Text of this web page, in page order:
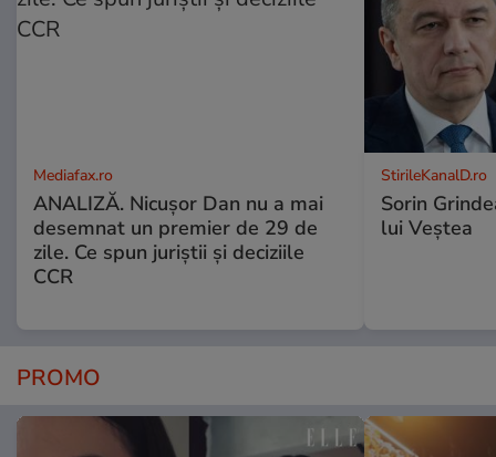
Mediafax.ro
ANALIZĂ. Nicușor Dan nu a mai
desemnat un premier de 29 de
zile. Ce spun juriștii și deciziile
CCR
StirileKanalD.ro
Sorin
lui Veștea
PROMO